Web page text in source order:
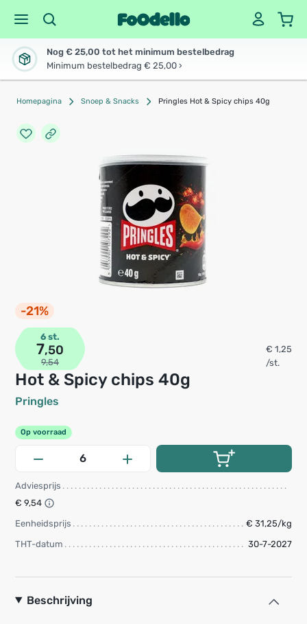
Nog € 25,00 tot het minimum bestelbedrag
Minimum bestelbedrag € 25,00 ›
Homepagina Snoep & Snacks Pringles Hot & Spicy chips 40g
-21%
Hot & Spicy chips 40g
Pringles
6 st.
7,50
9,54
€ 1,25
/st.
Op voorraad
Adviesprijs
€ 9,54
Eenheidsprijs
€ 31,25/kg
THT-datum
30-7-2027
Beschrijving